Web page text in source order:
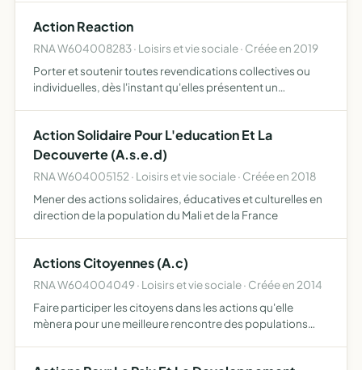
Action Reaction
RNA W604008283 · Loisirs et vie sociale · Créée en 2019
Porter et soutenir toutes revendications collectives ou
individuelles, dès l'instant qu'elles présentent un
adm…
Action Solidaire Pour L'education Et La
Decouverte (A.s.e.d)
RNA W604005152 · Loisirs et vie sociale · Créée en 2018
Mener des actions solidaires, éducatives et culturelles en
direction de la population du Mali et de la France
Actions Citoyennes (A.c)
RNA W604004049 · Loisirs et vie sociale · Créée en 2014
Faire participer les citoyens dans les actions qu'elle
mènera pour une meilleure rencontre des populations